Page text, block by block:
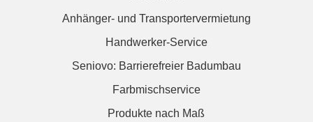
Anhänger- und Transportervermietung
Handwerker-Service
Seniovo: Barrierefreier Badumbau
Farbmischservice
Produkte nach Maß